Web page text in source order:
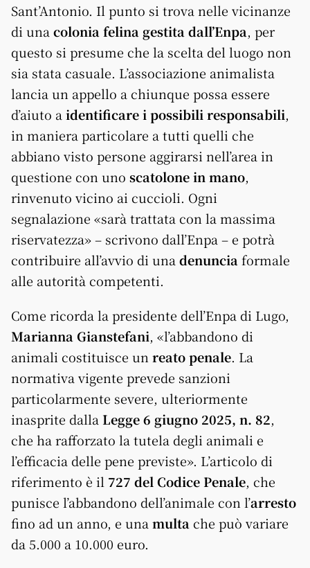
Sant’Antonio. Il punto si trova nelle vicinanze
di una colonia felina gestita dall’Enpa, per
questo si presume che la scelta del luogo non
sia stata casuale. L’associazione animalista
lancia un appello a chiunque possa essere
d’aiuto a identificare i possibili responsabili,
in maniera particolare a tutti quelli che
abbiano visto persone aggirarsi nell’area in
questione con uno scatolone in mano,
rinvenuto vicino ai cuccioli. Ogni
segnalazione «sarà trattata con la massima
riservatezza» – scrivono dall’Enpa – e potrà
contribuire all’avvio di una denuncia formale
alle autorità competenti.
Come ricorda la presidente dell’Enpa di Lugo,
Marianna Gianstefani, «l’abbandono di
animali costituisce un reato penale. La
normativa vigente prevede sanzioni
particolarmente severe, ulteriormente
inasprite dalla Legge 6 giugno 2025, n. 82,
che ha rafforzato la tutela degli animali e
l’efficacia delle pene previste». L’articolo di
riferimento è il 727 del Codice Penale, che
punisce l’abbandono dell’animale con l’arresto
fino ad un anno, e una multa che può variare
da 5.000 a 10.000 euro.